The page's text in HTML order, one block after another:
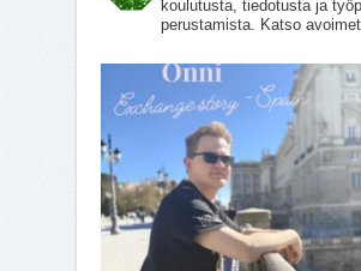
koulutusta, tiedotusta ja
perustamista. Katso